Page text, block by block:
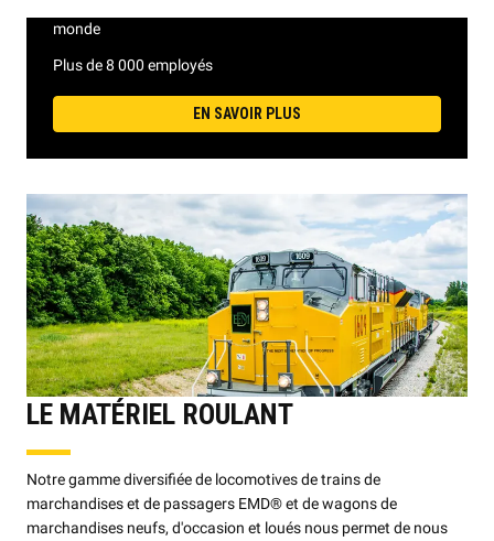
monde
Plus de 8 000 employés
EN SAVOIR PLUS
LE MATÉRIEL ROULANT
Notre gamme diversifiée de locomotives de trains de
marchandises et de passagers EMD® et de wagons de
marchandises neufs, d'occasion et loués nous permet de nous